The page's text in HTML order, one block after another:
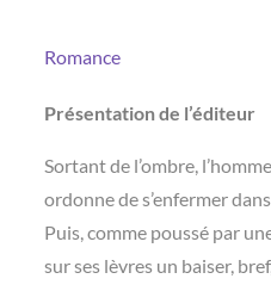
Romance
Présentation de l’éditeur
Sortant de l’ombre,
ordonne de s’enfermer
Puis, comme poussé par
sur ses lèvres un baiser,